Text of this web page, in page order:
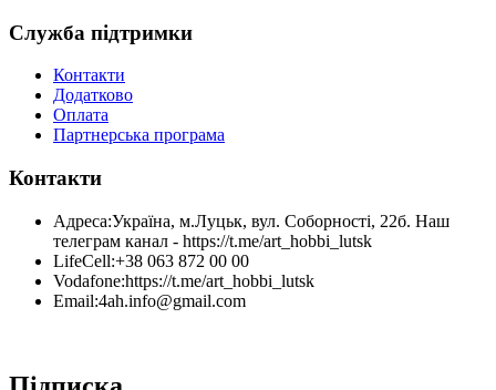
Служба підтримки
Контакти
Додатково
Оплата
Партнерська програма
Контакти
Адреса:Україна, м.Луцьк, вул. Соборності, 22б. Наш
телеграм канал - https://t.me/art_hobbi_lutsk
LifeCell:+38 063 872 00 00
Vodafone:https://t.me/art_hobbi_lutsk
Email:4ah.info@gmail.com